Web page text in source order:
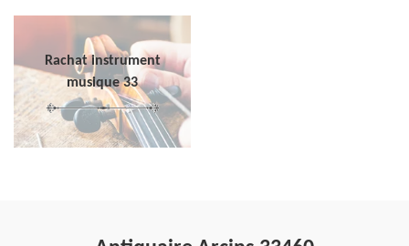
Rachat instrument
musique 33